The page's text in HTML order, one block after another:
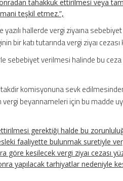
tahakkuk ettirilmesi veya
teşkil etmez.”,
hallerde vergi ziyaına
bir katı tutarında vergi ziyaı cezası
sebebiyet verilmesi halinde bu
komisyonuna sevk
beyannameleri için bu madde
gerektiği halde bu
faaliyette bulunmak suretiyle
kesilecek vergi ziyaı cezası
yapılacak tarhiyatlar nedeniyle